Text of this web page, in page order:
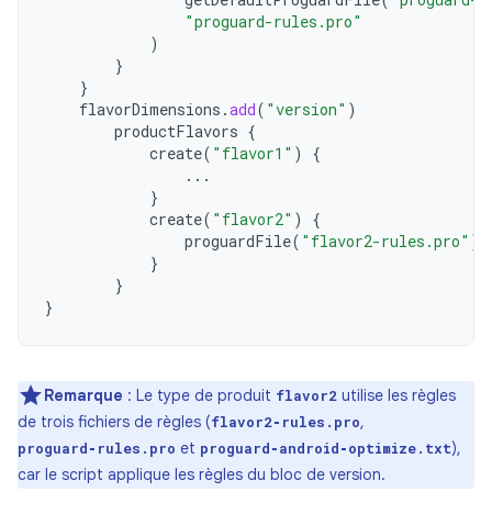
"proguard-rules.pro"
)
}
}
flavorDimensions .add( "version" )
productFlavors {
create( "flavor1" )
{
...
}
create( "flavor2" )
{
proguardFile( "flavor2-rules.pro" )
}
}
}
Remarque : Le type de produit flavor2 utilise les règles
de trois fichiers de règles (flavor2‑rules.pro,
proguard‑rules.pro et proguard‑android‑optimize.txt),
car le script applique les règles du bloc de version.